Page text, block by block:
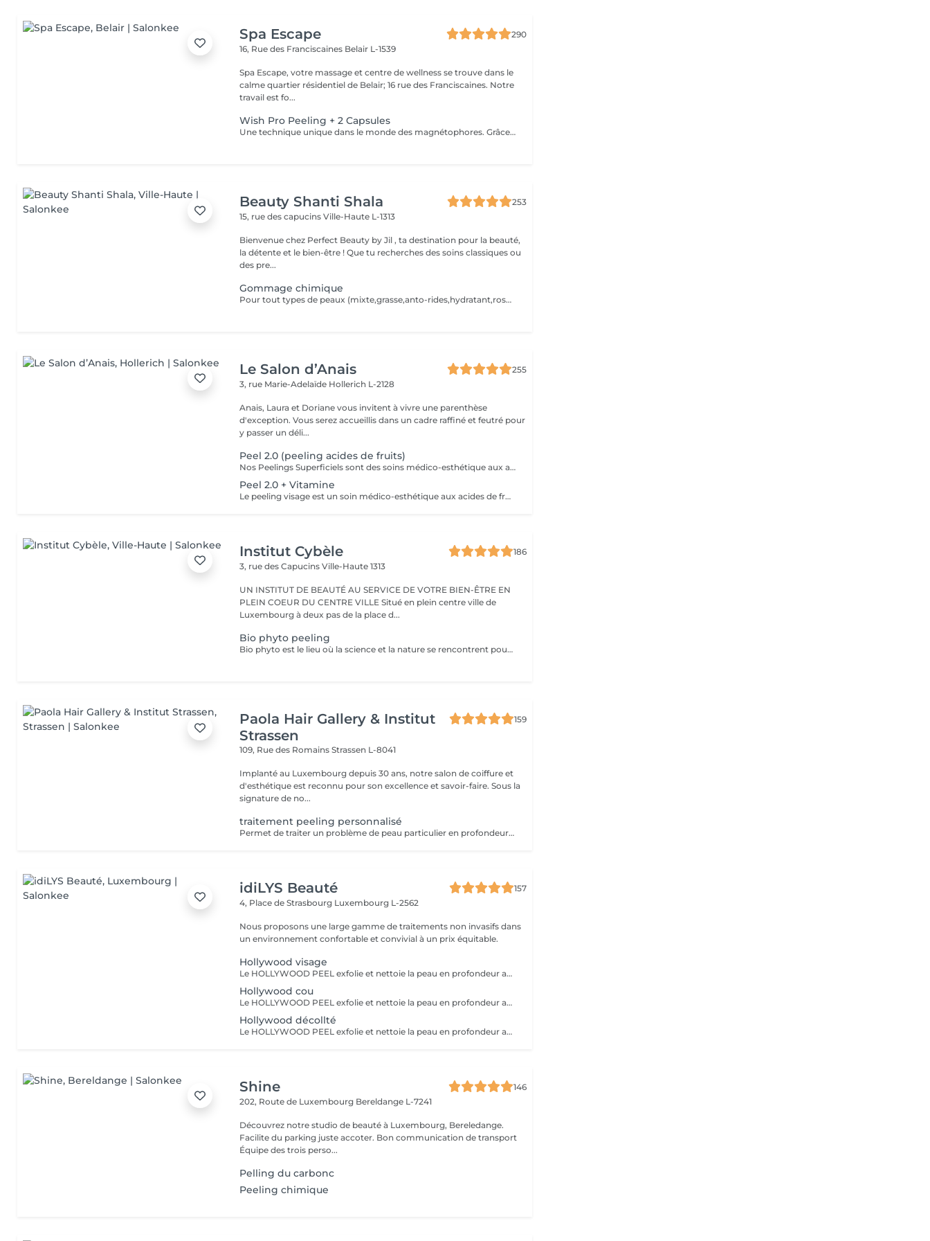
Spa Escape
290
16, Rue des Franciscaines Belair L-1539
Spa Escape, votre massage et centre de wellness se trouve dans le
calme quartier résidentiel de Belair; 16 rue des Franciscaines. Notre
travail est fo...
Wish Pro Peeling + 2 Capsules
Une technique unique dans le monde des magnétophores. Grâce à l'attraction des champs magnétiques encapsulés dans une mini machine tenue à la main, cette technique permet de forcer le passage des actifs cosmétiques à travers la barrière cutanée pour agir au cur des cellules. Résultat visible dès la première séance. Les capsules sont soigneusement choisies en fonction d'une consultation avec votre pour vos besoins spécifiques. Une peau d'apparence jeune sans injections !
Beauty Shanti Shala
253
15, rue des capucinsVille-Haute L-1313
Bienvenue chez Perfect Beauty by Jil , ta destination pour la beauté,
la détente et le bien-être ! Que tu recherches des soins classiques ou
des pre...
Gommage chimique
Pour tout types de peaux (mixte,grasse,anto-rides,hydratant,rosacea,cicatrice,sensible) pas d'extraction,ni d'epilation visage avant. Il faut éviter le soleil les 2 semaines après le traitement. Cure de 4 soins pour un meilleur resultat. Un soin tout les 2 semaines = 390 aulieu de 440,20, y compris 2 cremes pour soin à domicile,si la facture est réglée au 1ier rv.
Le Salon d’Anais
255
3, rue Marie-Adelaïde Hollerich L-2128
Anais, Laura et Doriane vous invitent à vivre une parenthèse
d'exception. Vous serez accueillis dans un cadre raffiné et feutré pour
y passer un déli...
Peel 2.0 (peeling acides de fruits)
Nos Peelings Superficiels sont des soins médico-esthétique aux acides de fruits qui agissent par une exfoliation chimique controlée des couches supérieurs de la peau afin de stimuler et accélérer le renouvellement cellulaire. En éliminant les cellules mortes de la surface cutanée, ce traitement permet d'unifier le teint, d'atténuer les imperfections et de redonner de l'éclat à la peau. AVANTAGES DU PEELING - Favoriser la création de collagène et d'élastine pour restaurer la fermeté et la souplesse de la peau - Réduction des rides profondes, poches et cernes - Amélioration de l'hydratation - Stimuler la microcirculation - Atténuer les rougeurs présentes - Atténuer les cicatrices d'acné - Affiner le grain de peau - Diminution des pores dilatés, points noirs, comédons - Éclat immédiat du teint PRÉCAUTIONS OBLIGATOIRES - PAS D'ÉPILATION sur la ZONE à traiter 5 jours avant - PAS DE RASAGE pour les hommes 48h avant - Irritations, rougeurs, voire légères croûtes à prévoir pendant 5 à 7 jours (peel expert) - Utilisation OBLIGATOIRE d'une crème ANTI-SOLAIRE pendant 10 jours, matin, midi, soir CONTRE-INDICATIONS - Grossesse/allaitement - Exposition solaire récente ou prévue (48h avant à 7 jours après le soin) - Traitement lourd : chimio (attendre 1 an post chimio) ou antibiotique (attendre 6 mois) - Prise d'anticoagulant, anti-inflammatoire + de 5 jours - Traitements dermatologiques en cours (type Roaccutane) - Allergie aux acides de fruits, fruits à coque ou à l'aspirine - Dermabrasion médicale - Injection de botox ou acide hyaluronique (attendre 1 mois) - Maladies auto-immunes (diabète) - Cicatrices chéloïdes
Peel 2.0 + Vitamine
Le peeling visage est un soin médico-esthétique aux acides de fruits qui consiste à appliquer une solution exfoliante sur la peau afin de stimuler et accélérer le renouvellement cellulaire. En éliminant les cellules mortes de la surface cutanée, ce traitement permet d'unifier le teint, d'atténuer les imperfections et de redonner de l'éclat à la peau. AVANTAGES DU PEELING - Favoriser la création de collagène et d'élastine pour restaurer la fermeté et la souplesse de la peau - Réduction des rides profondes, poches et cernes - Amélioration de l'hydratation - Stimuler la microcirculation - Atténuer les rougeurs présentes - Atténuer les cicatrices d'acné - Affiner le grain de peau - Diminution des pores dilatés, points noirs, comédons - Éclat immédiat du teint PRÉCAUTIONS OBLIGATOIRES - PAS D'ÉPILATION sur la ZONE à traiter 5 jours avant - PAS DE RASAGE pour les hommes 48h avant - Irritations, rougeurs, voire légères croûtes à prévoir pendant 5 à 7 jours (peel expert) - Utilisation OBLIGATOIRE d'une crème ANTI-SOLAIRE pendant 10 jours, matin, midi, soir CONTRE-INDICATIONS - Grossesse/allaitement - Exposition solaire récente ou prévue (48h avant à 7 jours après le soin) - Traitement lourd : chimio (attendre 1 an post chimio) ou antibiotique (attendre 6 mois) - Prise d'anticoagulant, anti-inflammatoire + de 5 jours - Traitements dermatologiques en cours (type Roaccutane) - Allergie aux acides de fruits, fruits à coque ou à l'aspirine - Dermabrasion médicale - Injection de botox ou acide hyaluronique (attendre 1 mois) - Maladies auto-immunes (diabète) - Cicatrices chéloïdes
Institut Cybèle
186
3, rue des CapucinsVille-Haute 1313
UN INSTITUT DE BEAUTÉ AU SERVICE DE VOTRE BIEN-ÊTRE EN
PLEIN COEUR DU CENTRE VILLE Situé en plein centre ville de
Luxembourg à deux pas de la place d...
Bio phyto peeling
Bio phyto est le lieu où la science et la nature se rencontrent pour créer des produits aux qualités uniques et aux résultats exceptionnels. Le Peeling profond est un complexe botanique et acide salicylique hautement purifiant, oxygénant, coup d'éclat immédiat. Pour tous types de peau, efficace sur les pores dilatés, impuretés et imperfections, tâches pigmentaires, hyper kératinisation, excès de sébum et aux peaux affectées par le tabac. Immédiatement après le soin, la peau parait radieuse, dynamique et revitalisée. Les systèmes de défense naturels de la peau sont restaurés et renforcés contre d'autres dommages car ce soin agit fortement sur le renouvellement cellulaire.
Paola Hair Gallery & Institut
Strassen
159
109, Rue des RomainsStrassen L-8041
Implanté au Luxembourg depuis 30 ans, notre salon de coiffure et
d'esthétique est reconnu pour son excellence et savoir-faire. Sous la
signature de no...
traitement peeling personnalisé
Permet de traiter un problème de peau particulier en profondeur par exfoliation, sans traumatisme important pour la peau. Avec quatre produits domicile. Fréquence toutes les deux semaines. Exposition au soleil interdite sans protection pendant la durée du traitement. Tous nos soins et traitements sont mixtes hommes et femmes. Les traitements en cure sont valables six mois. Sur conseil de votre esthéticienne, des combinaisons de soins et de traitements sont possibles, afin d'obtenir un résultat optimal. Attention certain traitements nécessitent des explications préalables ainsi qu'une commande spécifique des coffrets et de soins personnalisés.
idiLYS Beauté
157
4, Place de Strasbourg Luxembourg L-2562
Nous proposons une large gamme de traitements non invasifs dans
un environnement confortable et convivial à un prix équitable.
Hollywood visage
Le HOLLYWOOD PEEL exfolie et nettoie la peau en profondeur au laser pour un teint plus lisse, lumineux et des pores visiblement resserrés. La LUMINOTHÉRAPIE du visage consiste à exposer la peau à des lumières LED afin de stimuler le renouvellement cellulaire et améliorer l'éclat du teint.
Hollywood cou
Le HOLLYWOOD PEEL exfolie et nettoie la peau en profondeur au laser pour un teint plus lisse, lumineux et des pores visiblement resserrés. La LUMINOTHÉRAPIE du cou consiste à exposer la peau à des lumières LED afin de stimuler le renouvellement cellulaire et améliorer la texture de la peau.
Hollywood décollté
Le HOLLYWOOD PEEL exfolie et nettoie la peau en profondeur au laser pour un teint plus lisse, lumineux et des pores visiblement resserrés. La LUMINOTHÉRAPIE du décolleté consiste à exposer la peau à des lumières LED afin de stimuler le renouvellement cellulaire et améliorer la texture de la peau.
Shine
146
202, Route de Luxembourg Bereldange L-7241
Découvrez notre studio de beauté à Luxembourg, Bereledange.
Facilite du parking juste accoter. Bon communication de transport
Équipe des trois perso...
Pelling du carbonc
Peeling chimique